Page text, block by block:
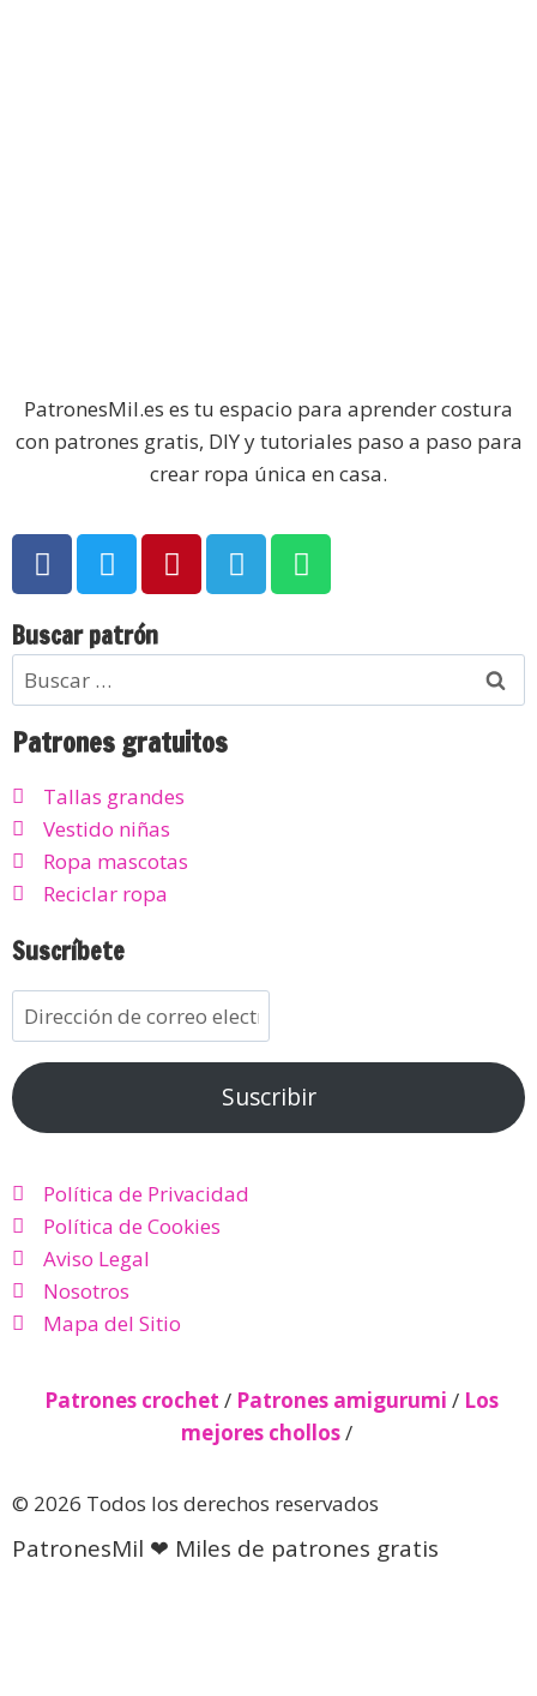
PatronesMil.es es tu espacio para aprender costura
con patrones gratis, DIY y tutoriales paso a paso para
crear ropa única en casa.
Buscar patrón
Patrones gratuitos
Tallas grandes
Vestido niñas
Ropa mascotas
Reciclar ropa
Suscríbete
Suscribir
Política de Privacidad
Política de Cookies
Aviso Legal
Nosotros
Mapa del Sitio
Patrones crochet / Patrones amigurumi / Los
mejores chollos/
© 2026 Todos los derechos reservados
PatronesMil ❤ Miles de patrones gratis